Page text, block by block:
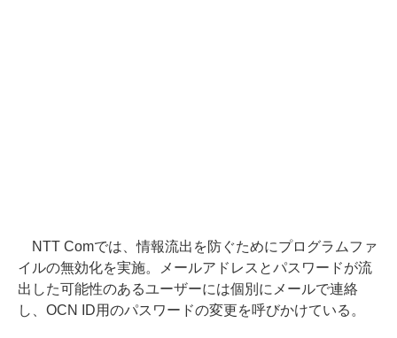
NTT Comでは、情報流出を防ぐためにプログラムファ
イルの無効化を実施。メールアドレスとパスワードが流
出した可能性のあるユーザーには個別にメールで連絡
し、OCN ID用のパスワードの変更を呼びかけている。